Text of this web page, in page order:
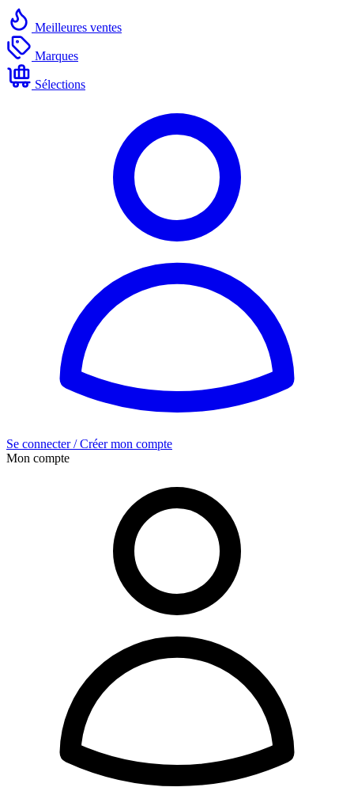
Meilleures ventes
Marques
Sélections
Se connecter / Créer mon compte
Mon compte